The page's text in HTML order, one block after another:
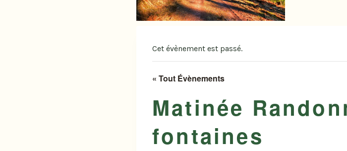
Cet évènement est passé.
« Tout Évènements
Matinée
fontaines